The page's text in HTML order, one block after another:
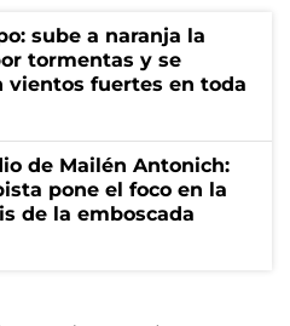
sube a naranja la
tormentas y se
vientos fuertes en toda
de Mailén Antonich:
pone el foco en la
de la emboscada